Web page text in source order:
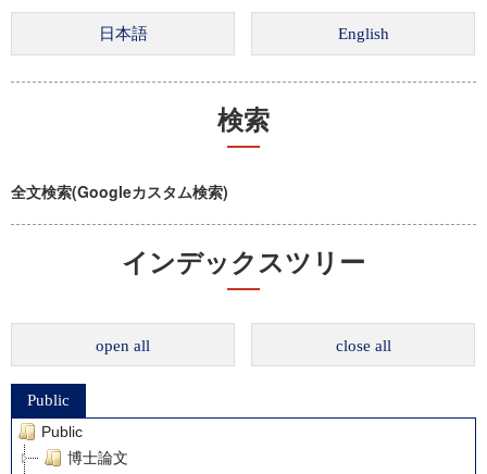
検索
全文検索(Googleカスタム検索)
インデックスツリー
open all close all
Public
Public
博士論文